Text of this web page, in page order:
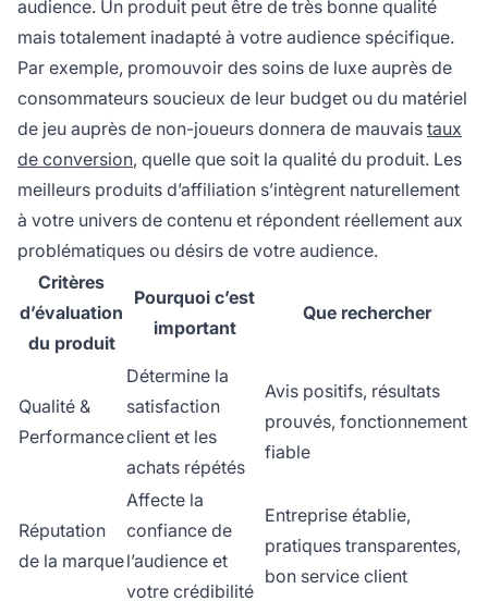
audience. Un produit peut être de très bonne qualité
mais totalement inadapté à votre audience spécifique.
Par exemple, promouvoir des soins de luxe auprès de
consommateurs soucieux de leur budget ou du matériel
de jeu auprès de non-joueurs donnera de mauvais taux
de conversion, quelle que soit la qualité du produit. Les
meilleurs produits d’affiliation s’intègrent naturellement
à votre univers de contenu et répondent réellement aux
problématiques ou désirs de votre audience.
Critères
d’évaluation
du produit
Pourquoi c’est
important
Que rechercher
Qualité &
Performance
Détermine la
satisfaction
client et les
achats répétés
Avis positifs, résultats
prouvés, fonctionnement
fiable
Réputation
de la marque
Affecte la
confiance de
l’audience et
votre crédibilité
Entreprise établie,
pratiques transparentes,
bon service client